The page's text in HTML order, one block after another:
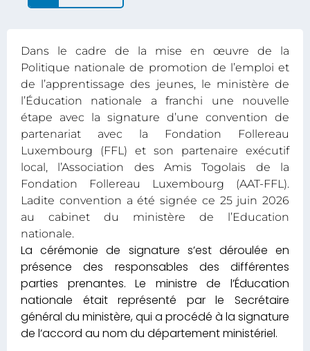
Dans le cadre de la mise en œuvre de la
Politique nationale de promotion de l’emploi et
de l’apprentissage des jeunes, le ministère de
l’Éducation nationale a franchi une nouvelle
étape avec la signature d’une convention de
partenariat avec la Fondation Follereau
Luxembourg (FFL) et son partenaire exécutif
local, l’Association des Amis Togolais de la
Fondation Follereau Luxembourg (AAT-FFL).
Ladite convention a été signée ce 25 juin 2026
au cabinet du ministère de l’Education
nationale.
La cérémonie de signature s’est déroulée en
présence des responsables des différentes
parties prenantes. Le ministre de l’Éducation
nationale était représenté par le Secrétaire
général du ministère, qui a procédé à la signature
de l’accord au nom du département ministériel.